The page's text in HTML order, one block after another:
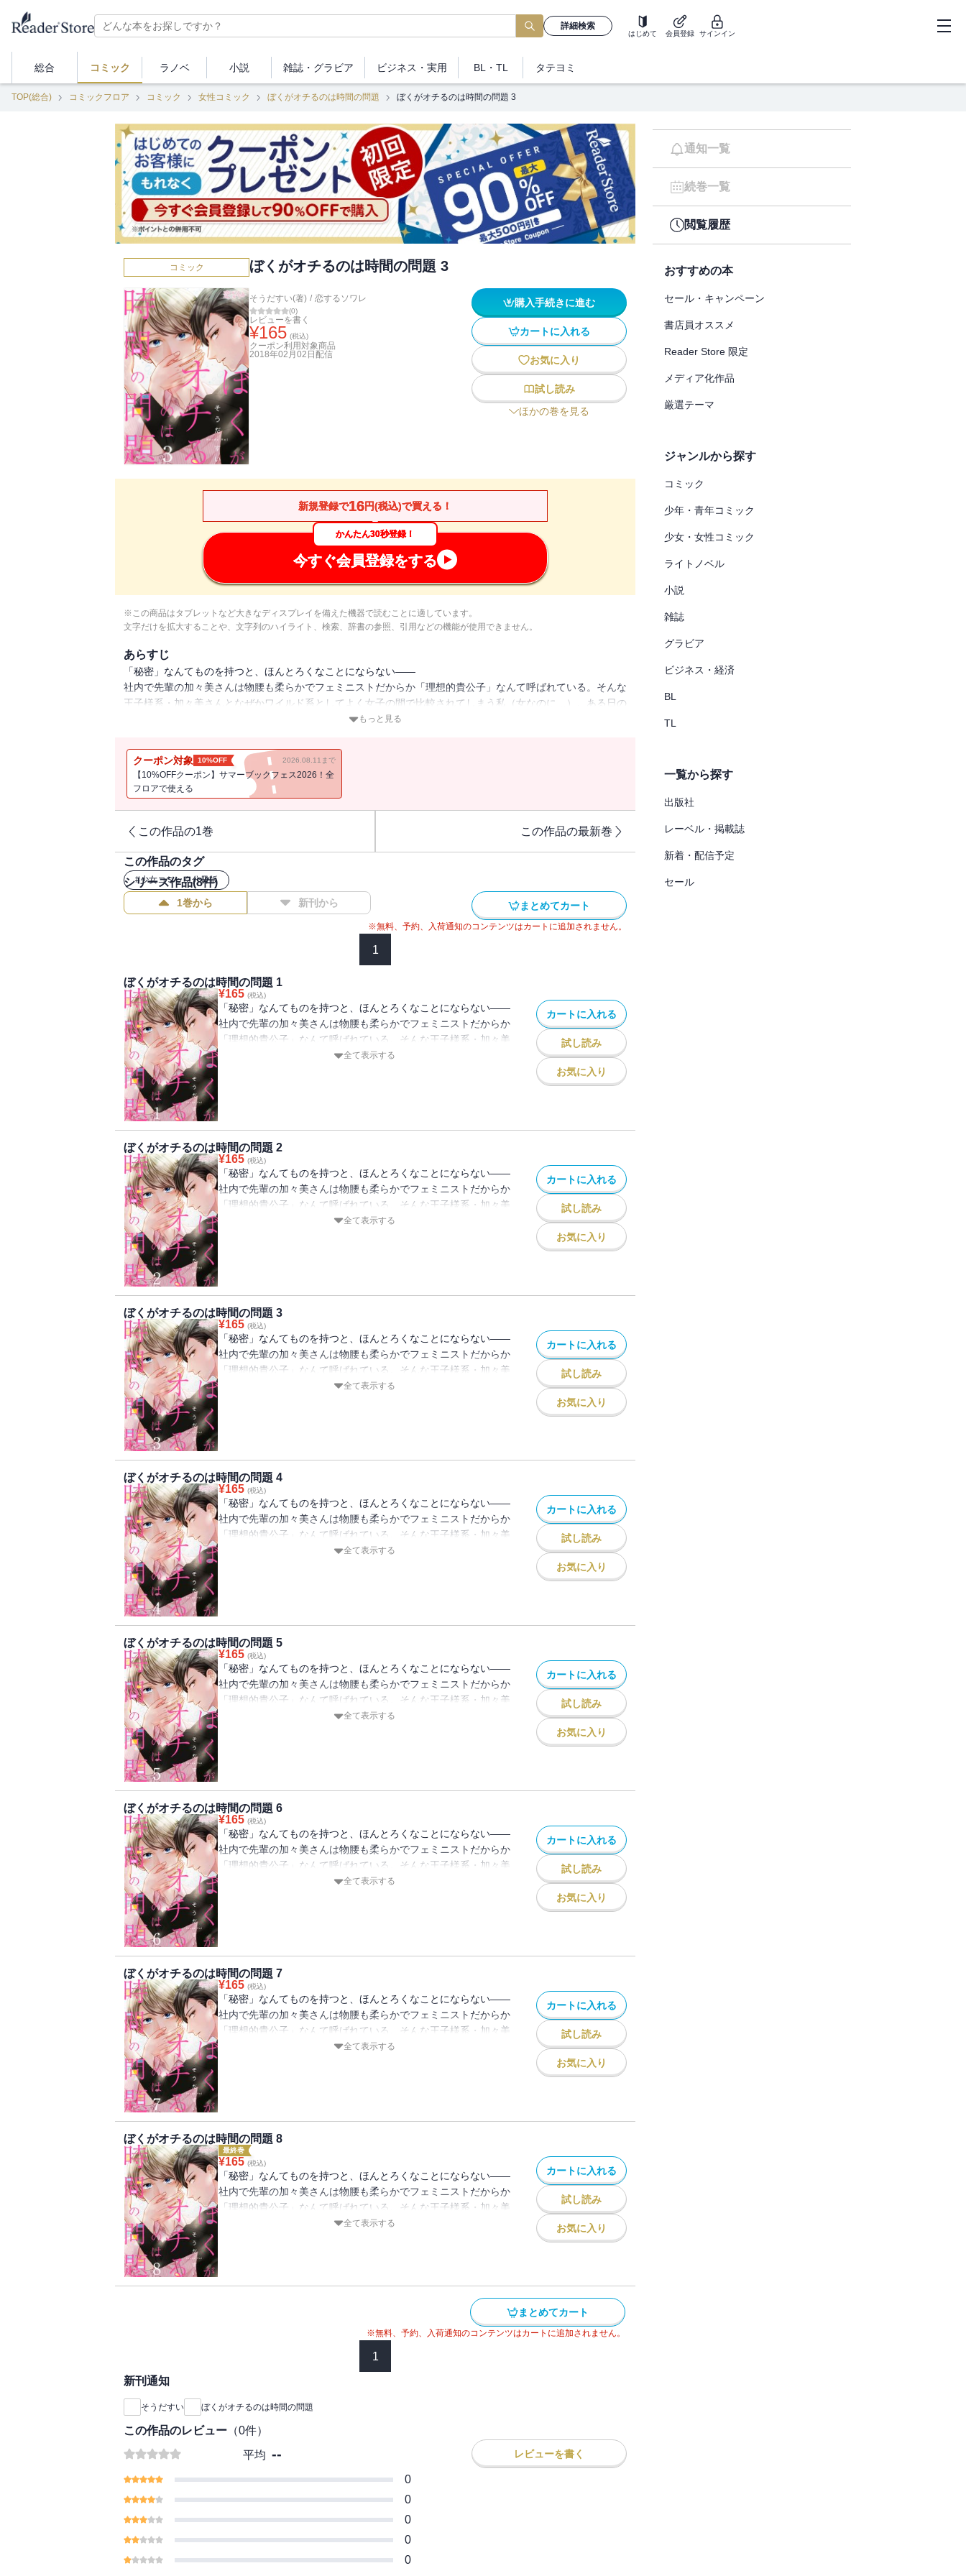
詳細検索
はじめて 会員登録 サインイン
総合 コミック ラノベ 小説 雑誌・ グラビア ビジネス ・実用 BL・TL タテヨミ
TOP(総合) コミックフロア コミック 女性コミック ぼくがオチるのは時間の問題 ぼくがオチるのは時間の問題 3
コミック ぼくがオチるのは時間の問題 3
そうだすい(著) / 恋するソワレ
(0)
レビューを書く
¥165 (税込)
クーポン利用対象商品
2018年02月02日 配信
購入手続きに進む
カートに入れる
お気に入り
試し読み
ほかの巻を見る
新規登録で16円(税込)で買える！
かんたん30秒登録！
今すぐ会員登録をする
※この商品はタブレットなど大きなディスプレイを備えた機器で読むことに適しています。
文字だけを拡大することや、文字列のハイライト、検索、辞書の参照、引用などの機能が使用できません。
あらすじ
「秘密」なんてものを持つと、ほんとろくなことにならない――
社内で先輩の加々美さんは物腰も柔らかでフェミニストだからか「理想的貴公子」なんて呼ばれている。そんな
王子様系・加々美さんとなぜかワイルド系としてよく女子の間で比較されてしまう私（女なのに…）。ある日の
休日、書店で加々美さんを見かけて声を掛けたら、女子に受けそうなモテ・テクニック的な本を読み込んでい
美さんに「ぼくときみとの秘密にしてくれるかな 子猫ちゃん？」とせまられて…！？【恋するソワレ】 この作
品は「恋するソワレ」2017年Vol．12に収録されています。
もっと見る
クーポン対象 10%OFF 2026.08.11まで
【10%OFFクーポン】サマーブックフェス2026！全
フロアで使える
この作品の1巻 この作品の最新巻
この作品のタグ
#少女コミック分冊版
シリーズ作品(8件)
1巻から 新刊から まとめてカート
※無料、予約、入荷通知のコンテンツはカートに追加されません。
1
ぼくがオチるのは時間の問題 1
¥165 (税込)
「秘密」なんてものを持つと、ほんとろくなことにならない――
社内で先輩の加々美さんは物腰も柔らかでフェミニストだからか
「理想的貴公子」なんて呼ばれている。そんな王子様系・加々美
さんとなぜかワイルド系としてよく女子の間で比較されてしまう
「ぼくときみとの秘密にしてくれるかな 子猫ちゃん？」とせま
られて…！？【恋するソワレ】 この作品は「恋するソワレ」
2017年Vol．12に収録されています。
全て表示する
カートに入れる
試し読み
お気に入り
ぼくがオチるのは時間の問題 2
¥165 (税込)
「秘密」なんてものを持つと、ほんとろくなことにならない――
社内で先輩の加々美さんは物腰も柔らかでフェミニストだからか
「理想的貴公子」なんて呼ばれている。そんな王子様系・加々美
さんとなぜかワイルド系としてよく女子の間で比較されてしまう
「ぼくときみとの秘密にしてくれるかな 子猫ちゃん？」とせま
られて…！？【恋するソワレ】 この作品は「恋するソワレ」
2017年Vol．12に収録されています。
全て表示する
カートに入れる
試し読み
お気に入り
ぼくがオチるのは時間の問題 3
¥165 (税込)
「秘密」なんてものを持つと、ほんとろくなことにならない――
社内で先輩の加々美さんは物腰も柔らかでフェミニストだからか
「理想的貴公子」なんて呼ばれている。そんな王子様系・加々美
さんとなぜかワイルド系としてよく女子の間で比較されてしまう
られて…！？【恋するソワレ】 この作品は「恋するソワレ」
2017年Vol．12に収録されています。
全て表示する
カートに入れる
試し読み
お気に入り
ぼくがオチるのは時間の問題 4
¥165 (税込)
「秘密」なんてものを持つと、ほんとろくなことにならない――
社内で先輩の加々美さんは物腰も柔らかでフェミニストだからか
「理想的貴公子」なんて呼ばれている。そんな王子様系・加々美
さんとなぜかワイルド系としてよく女子の間で比較されてしまう
「ぼくときみとの秘密にしてくれるかな 子猫ちゃん？」とせま
られて…！？【恋するソワレ】 この作品は「恋するソワレ」
2018年Vol．2に収録されています。
全て表示する
カートに入れる
試し読み
お気に入り
ぼくがオチるのは時間の問題 5
¥165 (税込)
「秘密」なんてものを持つと、ほんとろくなことにならない――
社内で先輩の加々美さんは物腰も柔らかでフェミニストだからか
「理想的貴公子」なんて呼ばれている。そんな王子様系・加々美
さんとなぜかワイルド系としてよく女子の間で比較されてしまう
「ぼくときみとの秘密にしてくれるかな 子猫ちゃん？」とせま
られて…！？【恋するソワレ】 この作品は「恋するソワレ」
2018年Vol．3に収録されています。
全て表示する
カートに入れる
試し読み
お気に入り
ぼくがオチるのは時間の問題 6
¥165 (税込)
「秘密」なんてものを持つと、ほんとろくなことにならない――
社内で先輩の加々美さんは物腰も柔らかでフェミニストだからか
「理想的貴公子」なんて呼ばれている。そんな王子様系・加々美
さんとなぜかワイルド系としてよく女子の間で比較されてしまう
「ぼくときみとの秘密にしてくれるかな 子猫ちゃん？」とせま
られて…！？【恋するソワレ】 この作品は「恋するソワレ」
2018年Vol．5に収録されています。
全て表示する
カートに入れる
試し読み
お気に入り
ぼくがオチるのは時間の問題 7
¥165 (税込)
「秘密」なんてものを持つと、ほんとろくなことにならない――
社内で先輩の加々美さんは物腰も柔らかでフェミニストだからか
「理想的貴公子」なんて呼ばれている。そんな王子様系・加々美
さんとなぜかワイルド系としてよく女子の間で比較されてしまう
「ぼくときみとの秘密にしてくれるかな 子猫ちゃん？」とせま
られて…！？【恋するソワレ】 この作品は「恋するソワレ」
2018年Vol．6に収録されています。
全て表示する
カートに入れる
試し読み
お気に入り
ぼくがオチるのは時間の問題 8
最終巻
¥165 (税込)
「秘密」なんてものを持つと、ほんとろくなことにならない――
社内で先輩の加々美さんは物腰も柔らかでフェミニストだからか
「理想的貴公子」なんて呼ばれている。そんな王子様系・加々美
さんとなぜかワイルド系としてよく女子の間で比較されてしまう
ていたなんて！そんな秘密をうっかり知ってしまい加々美さんに
「ぼくときみとの秘密にしてくれるかな 子猫ちゃん？」とせま
られて…！？【恋するソワレ】 この作品は「恋するソワレ」
2018年Vol．8に収録されています。
全て表示する
カートに入れる
試し読み
お気に入り
まとめてカート
※無料、予約、入荷通知のコンテンツはカートに追加されません。
1
新刊通知
そうだすい ぼくがオチるのは時間の問題
この作品のレビュー （0件）
平均 -- レビューを書く
0
0
0
0
0
通知一覧
続巻一覧
閲覧履歴
おすすめの本
セール・キャンペーン
書店員オススメ
Reader Store 限定
メディア化作品
厳選テーマ
ジャンルから探す
コミック
少年・青年コミック
少女・女性コミック
ライトノベル
小説
雑誌
グラビア
ビジネス・経済
BL
TL
一覧から探す
出版社
レーベル・掲載誌
新着・配信予定
セール